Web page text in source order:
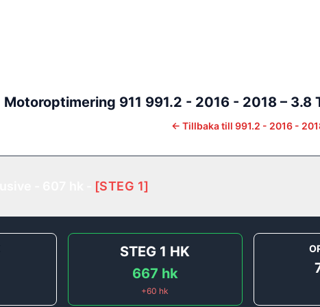
Motoroptimering 911 991.2 - 2016 - 2018– 3.8
← Tillbaka till 991.2 - 2016 -
[STEG 1]
STEG 1 HK
667 hk
+60 hk